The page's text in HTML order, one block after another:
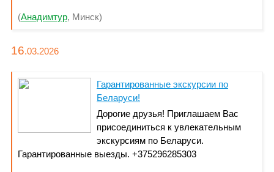
захватывающими видами с горы Марихуана и
упустите шанс окунуться в атмосферу южного отдыха!
(Анадимтур, Минск)
16.03.2026
Гарантированные экскурсии по
Беларуси!
Дорогие друзья! Приглашаем Вас
присоединиться к увлекательным
экскурсиям по Беларуси.
Гарантированные выезды. +375296285303